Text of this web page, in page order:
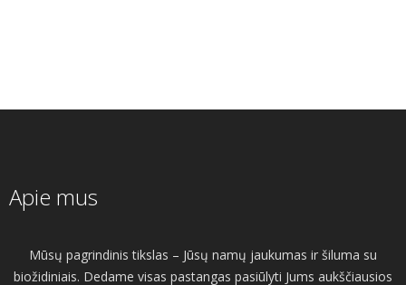
Apie mus
Mūsų pagrindinis tikslas – Jūsų namų jaukumas ir šiluma su
biožidiniais. Dedame visas pastangas pasiūlyti Jums aukščiausios